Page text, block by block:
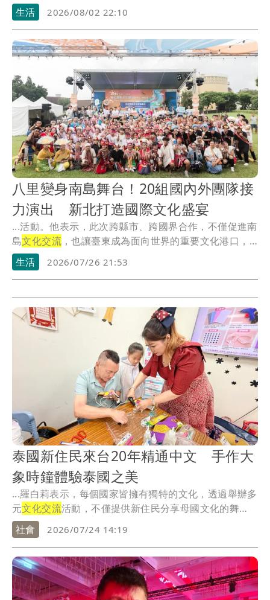
於三重...
生活 2026/08/02 22:10
八里變身南島舞台！20組國內外團隊接
力演出 新北打造國際文化盛宴
...活動。他表示，此次跨縣市、跨國界合作，不僅促進南
島文化交流，也讓臺東成為面向世界的重要文化港口，
更是...
生活 2026/07/26 21:53
泰國新住民來台20年精通中文 手作大
象時鐘體驗泰國之美
...羅白莉表示，每個國家皆擁有獨特的文化，透過舉辦多
元文化交流活動，不僅提供新住民分享母國文化的舞
臺，也...
社會 2026/07/24 14:19